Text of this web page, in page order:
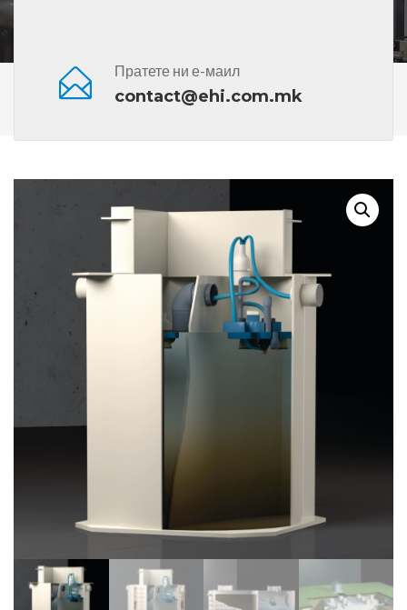
Пратете ни е-маил
contact@ehi.com.mk
Пречистителни Станици
Пречистителни